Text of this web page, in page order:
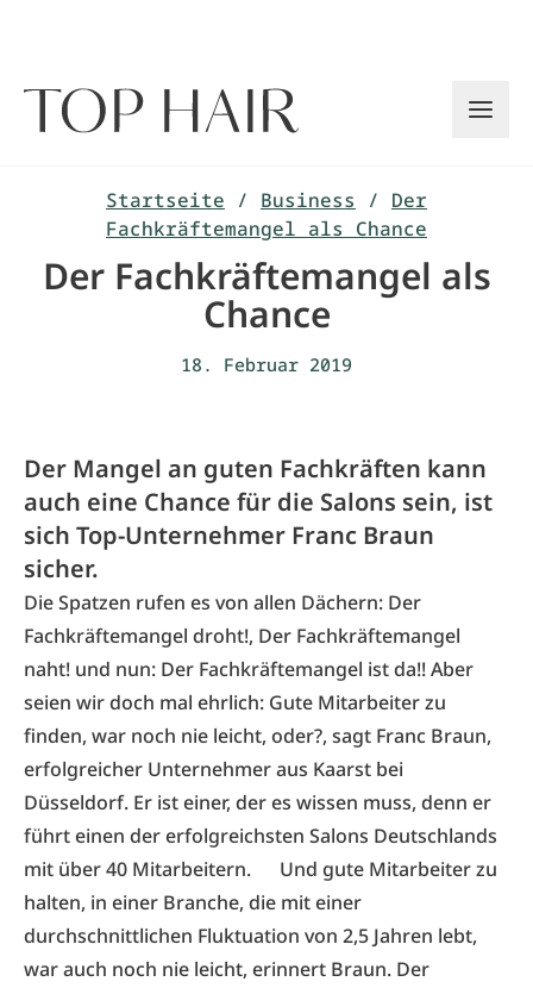
Startseite / Business / Der
Fachkräftemangel als Chance
Der Fachkräftemangel als
Chance
18. Februar 2019
Der Mangel an guten Fachkräften kann
auch eine Chance für die Salons sein, ist
sich Top-Unternehmer Franc Braun
sicher.
Die Spatzen rufen es von allen Dächern: Der
Fachkräftemangel droht!, Der Fachkräftemangel
naht! und nun: Der Fachkräftemangel ist da!! Aber
seien wir doch mal ehrlich: Gute Mitarbeiter zu
finden, war noch nie leicht, oder?, sagt Franc Braun,
erfolgreicher Unternehmer aus Kaarst bei
Düsseldorf. Er ist einer, der es wissen muss, denn er
führt einen der ­erfolgreichsten Salons Deutschlands
mit über 40 Mitarbeitern. Und gute Mitarbeiter zu
halten, in einer Branche, die mit einer
durchschnittlichen Fluktuation von 2,5 Jahren lebt,
war auch noch nie leicht, erinnert Braun. Der